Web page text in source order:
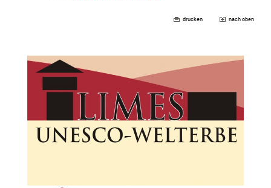
drucken nach oben